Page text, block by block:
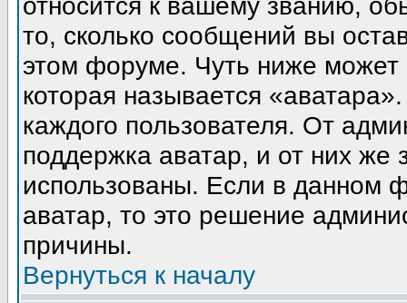
то, сколько сообщений вы
этом форуме. Чуть ниже может
которая называется
каждого пользователя. От
поддержка аватар, и от них же
использованы. Если в данном
аватар, то это решение
причины.
Вернуться к началу